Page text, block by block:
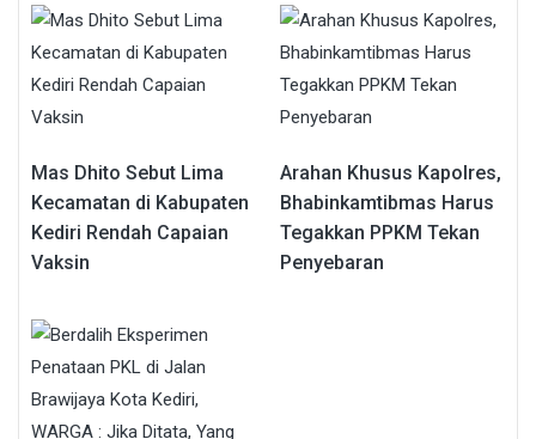
Mas Dhito Sebut Lima
Kecamatan di Kabupaten
Kediri Rendah Capaian
Vaksin
Arahan Khusus Kapolres,
Bhabinkamtibmas Harus
Tegakkan PPKM Tekan
Penyebaran